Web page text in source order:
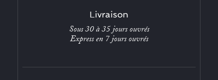
Livraison
Sous 30 à 35 jours ouvrés
Express en 7 jours ouvrés